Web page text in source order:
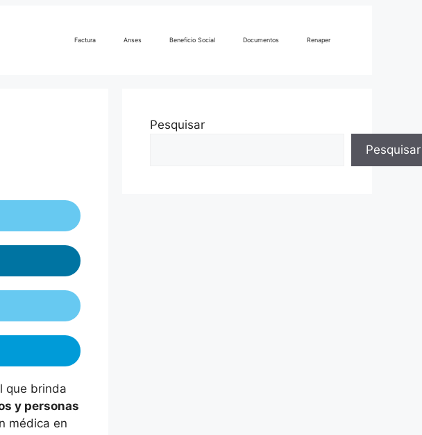
Factura Anses Beneficio Social Documentos Renaper
que brinda
y personas
médica en
Pesquisar
Pesquisar